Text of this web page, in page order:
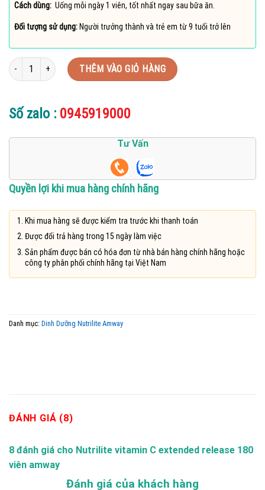
Cách dùng: Uống mỗi ngày 1 viên, tốt nhất ngay sau bữa ăn.
Đối tượng sử dụng: Người trưởng thành và trẻ em từ 9 tuổi trở lên
Nutrilite vitamin C extended release 180 viên amway số lượng
THÊM VÀO GIỎ HÀNG
Số zalo : 0945919000
Tư Vấn
Quyền lợi khi mua hàng chính hãng
Khi mua hàng sẽ được kiểm tra trước khi thanh toán
Được đổi trả hàng trong 15 ngày làm việc
Sản phẩm được bán có hóa đơn từ nhà bán hàng chính hãng hoặc
công ty phân phối chính hãng tại Việt Nam
Danh mục: Dinh Dưỡng Nutrilite Amway
ĐÁNH GIÁ (8)
8 đánh giá cho Nutrilite vitamin C extended release 180
viên amway
Đánh giá của khách hàng